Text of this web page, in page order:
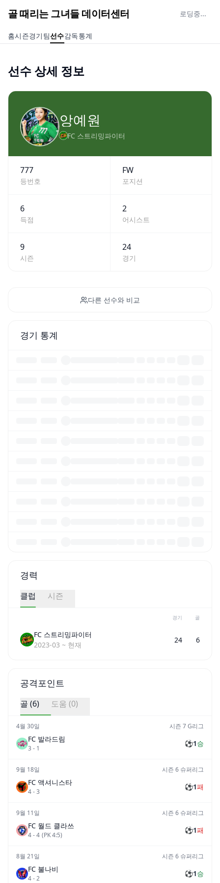
골 때리는 그녀들 데이터센터 로딩중...
홈시즌경기 팀선수감독통계
선수 상세 정보
앙예원
FC 스트리밍파이터
777
등번호
FW
포지션
6
득점
2
어시스트
9
시즌
24
경기
다른 선수와 비교
경기 통계
경력
클럽 시즌
경기 골
FC 스트리밍파이터
2023-03 ~ 현재
24 6
공격포인트
골 (6) 도움 (0)
4월 30일 시즌 7 G리그
FC 발라드림
3 - 1
⚽1승
9월 18일 시즌 6 슈퍼리그
FC 액셔니스타
4-3
⚽1패
9월 11일 시즌 6 슈퍼리그
FC 월드 클라쓰
4-4 (PK4:5)
⚽1패
8월 21일 시즌 6 슈퍼리그
FC 불나비
4-2
⚽1승